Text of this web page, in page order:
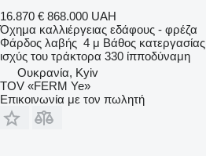
16.870 € 868.000 UAH
Όχημα καλλιέργειας εδάφους - φρέζα
Φάρδος λαβής 4 μ Βάθος κατεργασίας
ισχύς του τράκτορα 330 ίπποδύναμη
Ουκρανία, Kyiv
TOV «FERM Ye»
Επικοινωνία με τον πωλητή